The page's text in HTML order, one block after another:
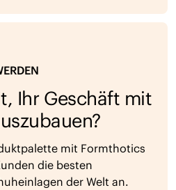
Ihr Geschäft mit
mit Formthotics
die besten
der Welt an.